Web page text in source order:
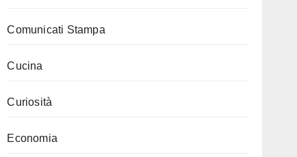
Comunicati Stampa
Cucina
Curiosità
Economia